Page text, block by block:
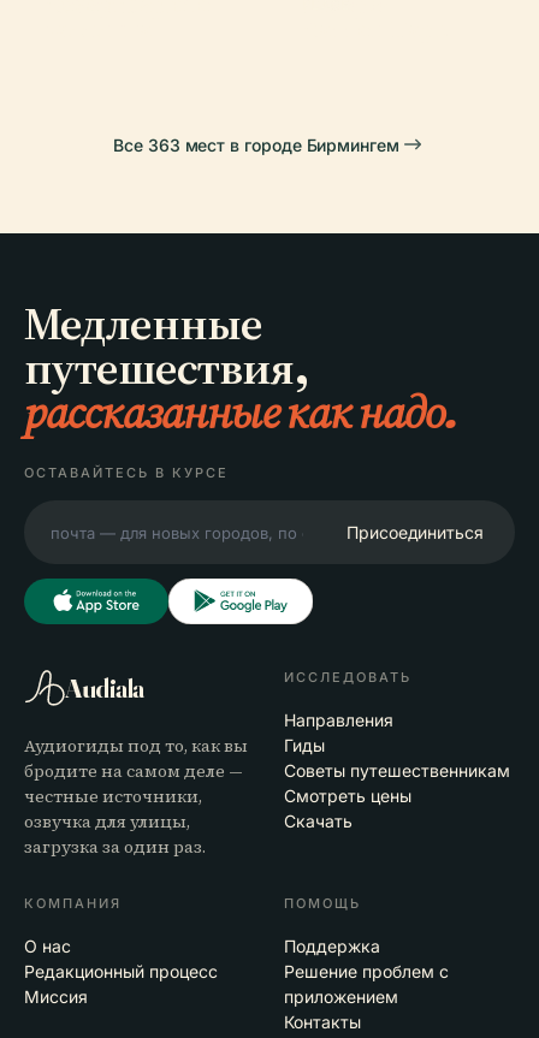
Все 363 мест в городе Бирмингем
Медленные
путешествия,
рассказанные как надо.
ОСТАВАЙТЕСЬ В КУРСЕ
Присоединиться
Audiala
Аудиогиды под то, как вы
бродите на самом деле —
честные источники,
озвучка для улицы,
загрузка за один раз.
ИССЛЕДОВАТЬ
Направления
Гиды
Советы путешественникам
Смотреть цены
Скачать
КОМПАНИЯ
О нас
Редакционный процесс
Миссия
ПОМОЩЬ
Поддержка
Решение проблем с
приложением
Контакты